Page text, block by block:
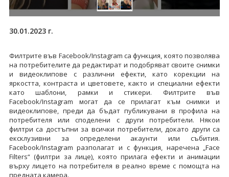
30.01.2023 г.
Филтрите във Facebook/Instagram са функция, която позволява
на потребителите да редактират и подобряват своите снимки
и видеоклипове с различни ефекти, като корекции на
яркостта, контраста и цветовете, както и специални ефекти
като шаблони, рамки и стикери. Филтрите във
Facebook/Instagram могат да се прилагат към снимки и
видеоклипове, преди да бъдат публикувани в профила на
потребителя или споделени с други потребители. Някои
филтри са достъпни за всички потребители, докато други са
ексклузивни за определени акаунти или събития.
Facebook/Instagram разполагат и с функция, наречена „Face
Filters“ (филтри за лице), която прилага ефекти и анимации
върху лицето на потребителя в реално време с помощта на
предната камера.